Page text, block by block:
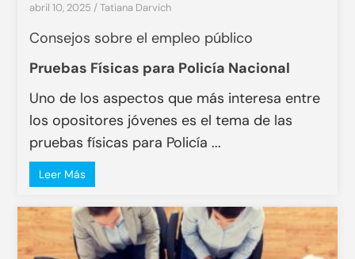
abril 10, 2025 /Tatiana Darvich
Consejos sobre el empleo público
Pruebas Físicas para Policía Nacional
Uno de los aspectos que más interesa entre
los opositores jóvenes es el tema de las
pruebas físicas para Policía ...
Leer Más